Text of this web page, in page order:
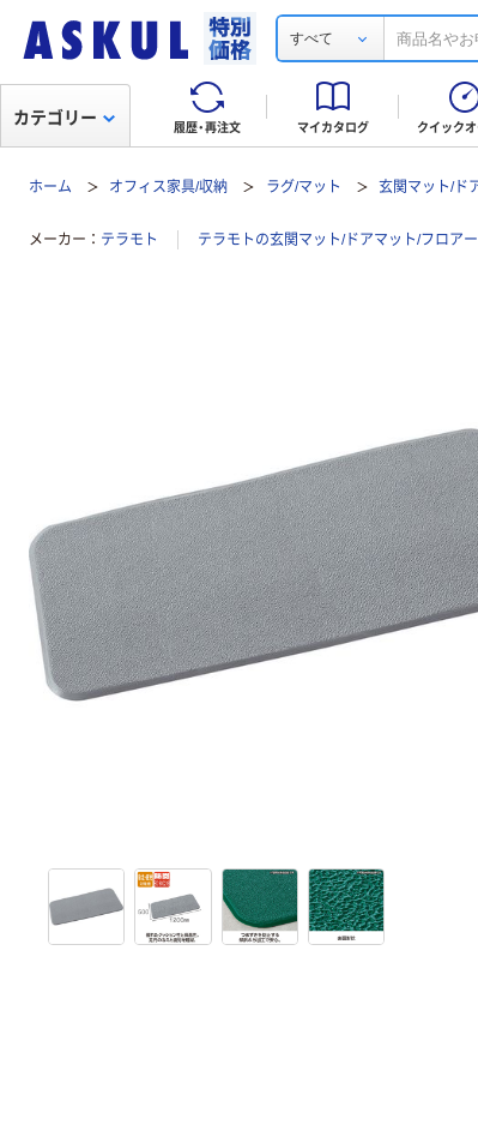
すべて
履歴・再注文 マイカタログ クイック
カテゴリー
ホーム オフィス家具/収納 ラグ/マット 玄関マット/ド
メーカー テラモト テラモトの玄関マット/ドアマット/フロア